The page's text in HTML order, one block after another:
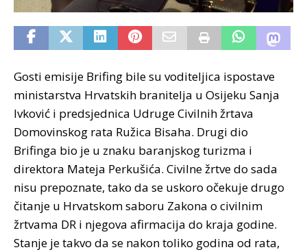
Gosti emisije Brifing bile su voditeljica ispostave
ministarstva Hrvatskih branitelja u Osijeku Sanja
Ivković i predsjednica Udruge Civilnih žrtava
Domovinskog rata Ružica Bisaha. Drugi dio
Brifinga bio je u znaku baranjskog turizma i
direktora Mateja Perkušića. Civilne žrtve do sada
nisu prepoznate, tako da se uskoro očekuje drugo
čitanje u Hrvatskom saboru Zakona o civilnim
žrtvama DR i njegova afirmacija do kraja godine.
Stanje je takvo da se nakon toliko godina od rata,